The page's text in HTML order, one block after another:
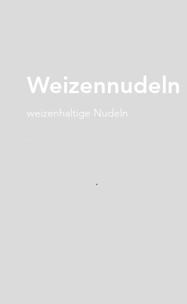
Weizennudeln
weizenhaltige Nudeln